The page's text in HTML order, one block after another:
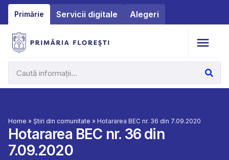
Primărie Servicii digitale Alegeri
Home » Știri din comunitate » Hotararea BEC nr. 36 din 7.09.2020
Hotararea BEC nr. 36 din
7.09.2020